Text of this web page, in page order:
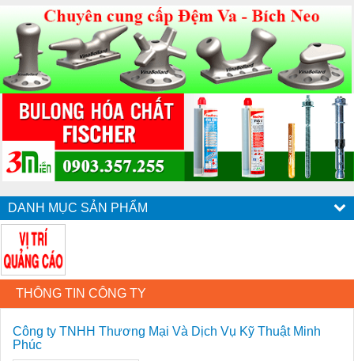
DANH MỤC SẢN PHẨM
THÔNG TIN CÔNG TY
Công ty TNHH Thương Mại Và Dịch Vụ Kỹ Thuật Minh
Phúc